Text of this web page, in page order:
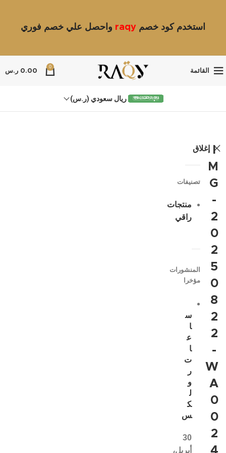
استخدم كود خصم raqy واحصل علي خصم فوري
القائمة
0
0.00 ر.س
ريال سعودي (ر.س)
I
M
G
-
2
0
2
5
0
8
2
2
-
W
A
0
0
2
4
إغلاق
تصنيفات
منتجات
راقي
المنشورات
مؤخرا
س
ا
ع
ا
ت
ر
و
ل
ك
س
30
أبريل،